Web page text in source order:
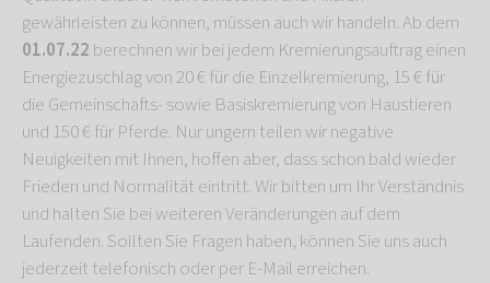
gewährleisten zu können, müssen auch wir handeln. Ab dem
01.07.22 berechnen wir bei jedem Kremierungsauftrag einen
Energiezuschlag von 20 € für die Einzelkremierung, 15 € für
die Gemeinschafts- sowie Basiskremierung von Haustieren
und 150 € für Pferde. Nur ungern teilen wir negative
Neuigkeiten mit Ihnen, hoffen aber, dass schon bald wieder
Frieden und Normalität eintritt. Wir bitten um Ihr Verständnis
und halten Sie bei weiteren Veränderungen auf dem
Laufenden. Sollten Sie Fragen haben, können Sie uns auch
jederzeit telefonisch oder per E-Mail erreichen.